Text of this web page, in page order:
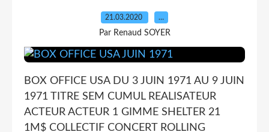
21.03.2020 …
Par Renaud SOYER
BOX OFFICE USA DU 3 JUIN 1971 AU 9 JUIN
1971 TITRE SEM CUMUL REALISATEUR
ACTEUR ACTEUR 1 GIMME SHELTER 21
1M$ COLLECTIF CONCERT ROLLING